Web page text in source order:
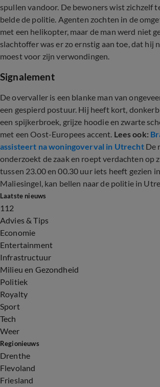
spullen vandoor. De bewoners wist zichzelf
belde de politie. Agenten zochten in de
met een helikopter, maar de man werd niet
slachtoffer was er zo ernstig aan toe, dat hij
moest voor zijn verwondingen.
Signalement
De overvaller is een blanke man van
een gespierd postuur. Hij heeft kort,
een spijkerbroek, grijze hoodie en zwarte
met een Oost-Europees accent. Lees ook:
assisteert na woningoverval in UtrechtDe
onderzoekt de zaak en roept verdachten op
tussen 23.00 en 00.30 uur iets heeft gezien
Maliesingel, kan bellen naar de politie in
Laatste nieuws
112
Advies & Tips
Economie
Entertainment
Infrastructuur
Milieu en Gezondheid
Politiek
Royalty
Sport
Tech
Weer
Regionieuws
Drenthe
Flevoland
Friesland